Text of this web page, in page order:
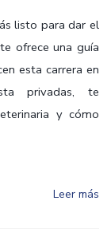
listo para dar el
ofrece una guía
esta carrera en
privadas, te
y cómo
Leer más